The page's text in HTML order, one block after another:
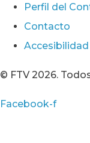
Perfil del
Contacto
Accesibilidad
© FTV 2026.
Facebook-f